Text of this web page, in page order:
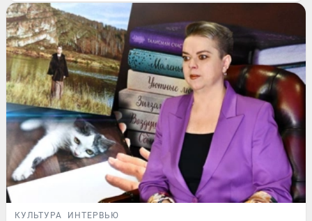
КУЛЬТУРА ИНТЕРВЬЮ